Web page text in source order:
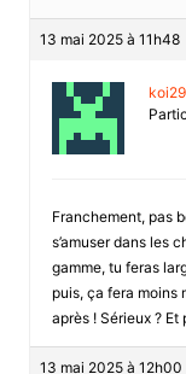
13 mai 2025 à 11h48
Franchement, pas
s’amuser dans les
gamme, tu feras
puis, ça fera moins
après ! Sérieux ?
13 mai 2025 à 12h00